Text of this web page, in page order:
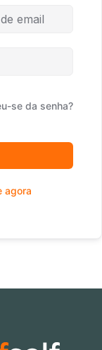
se da senha?
agora